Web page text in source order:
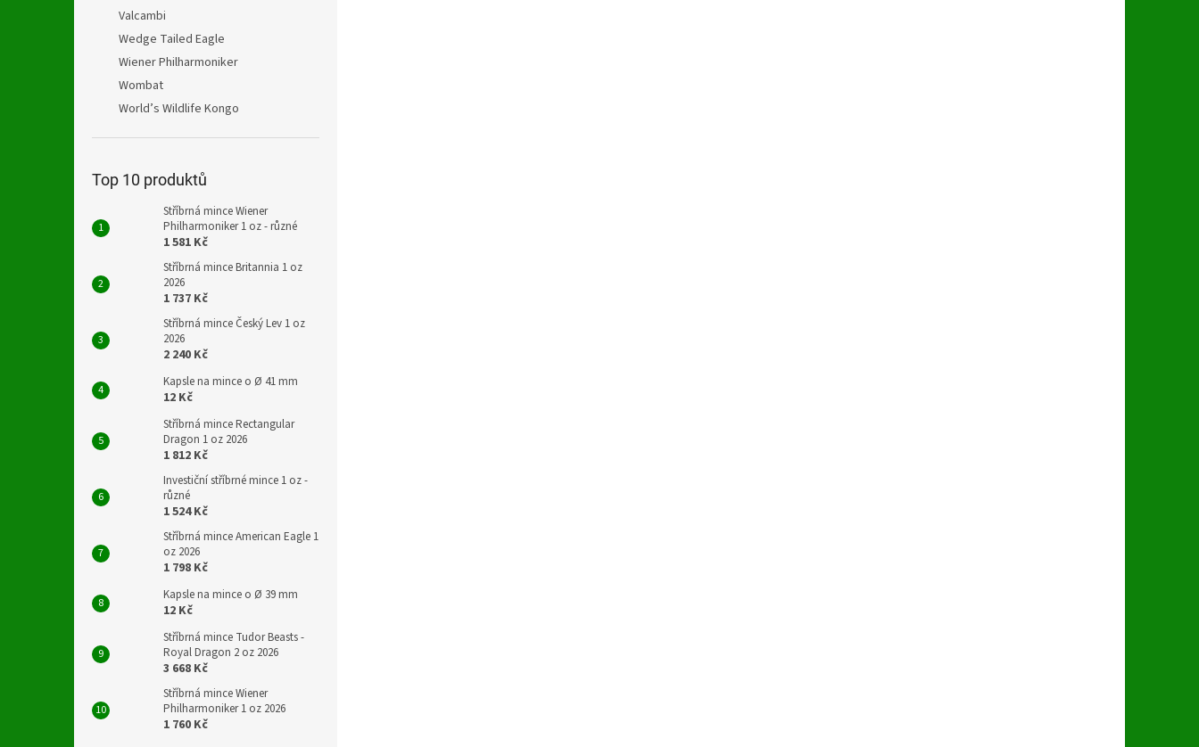
Valcambi
Wedge Tailed Eagle
Wiener Philharmoniker
Wombat
World’s Wildlife Kongo
Top 10 produktů
Stříbrná mince Wiener
Philharmoniker 1 oz - různé
1 581 Kč
Stříbrná mince Britannia 1 oz
2026
1 737 Kč
Stříbrná mince Český Lev 1 oz
2026
2 240 Kč
Kapsle na mince o Ø 41 mm
12 Kč
Stříbrná mince Rectangular
Dragon 1 oz 2026
1 812 Kč
Investiční stříbrné mince 1 oz -
různé
1 524 Kč
Stříbrná mince American Eagle 1
oz 2026
1 798 Kč
Kapsle na mince o Ø 39 mm
12 Kč
Stříbrná mince Tudor Beasts -
Royal Dragon 2 oz 2026
3 668 Kč
Stříbrná mince Wiener
Philharmoniker 1 oz 2026
1 760 Kč